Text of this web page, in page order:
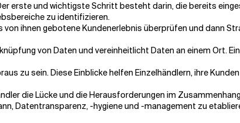
erste und wichtigste Schritt besteht darin, die bereits
zu identifizieren.
ihnen gebotene Kundenerlebnis überprüfen und dann
von Daten und vereinheitlicht Daten an einem Ort.
zu sein. Diese Einblicke helfen Einzelhändlern, ihre
die Lücke und die Herausforderungen im
Datentransparenz, -hygiene und -management zu